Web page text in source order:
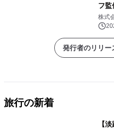
フ監
ーツ
「月
株式
発行者のリリー
旅行の新着
【